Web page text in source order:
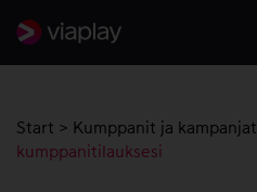
Start > Kumppanit ja kampanjat
kumppanitilauksesi